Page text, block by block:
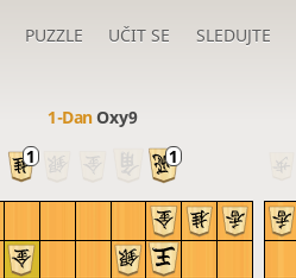
PUZZLE UČIT SE SLEDUJTE
1-DanOxy9